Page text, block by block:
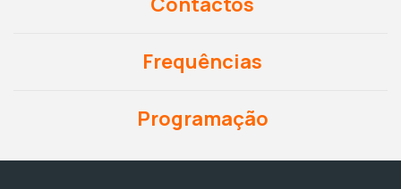
Frequências
Programação